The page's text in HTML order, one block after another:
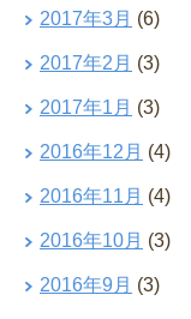
2017年3月 (6)
2017年2月 (3)
2017年1月 (3)
2016年12月 (4)
2016年11月 (4)
2016年10月 (3)
2016年9月 (3)